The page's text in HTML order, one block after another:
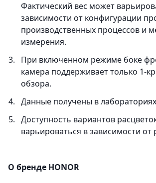
Фактический вес может
зависимости от конфигурации
производственных процессов и
измерения.
При включенном режиме боке
камера поддерживает только 1-
обзора.
Данные получены в
Доступность вариантов
варьироваться в зависимости от
О бренде HONOR